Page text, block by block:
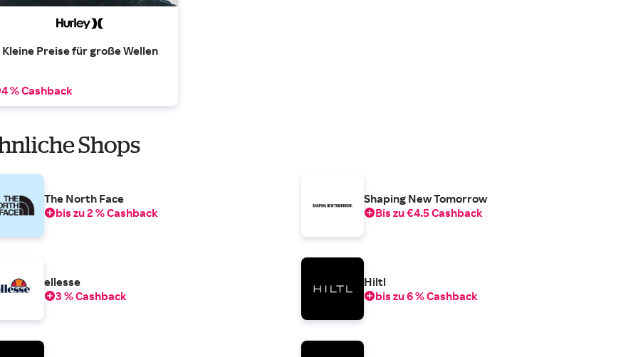
Kleine Preise für große Wellen
4 % Cashback
Shops
The North Face
bis zu 2 % Cashback
Shaping New Tomorrow
Bis zu €4.5 Cashback
ellesse
3 % Cashback
Hiltl
bis zu 6 % Cashback